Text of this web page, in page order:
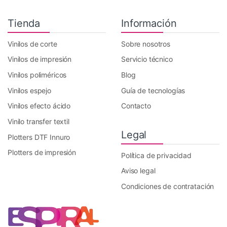
Tienda
Vinilos de corte
Vinilos de impresión
Vinilos poliméricos
Vinilos espejo
Vinilos efecto ácido
Vinilo transfer textil
Plotters DTF Innuro
Plotters de impresión
Información
Sobre nosotros
Servicio técnico
Blog
Guía de tecnologías
Contacto
Legal
Política de privacidad
Aviso legal
Condiciones de contratación